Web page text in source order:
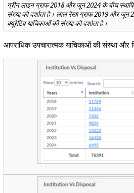
ग्रीन लाइन ग्राफ 2018 और जून 2024 के बीच
संख्या को दर्शाता है। लाल रेखा ग्राफ 2019 और जून
क्यूरेटिव याचिकाओं की संख्या को दर्शाता है।
आपराधिक उपचारात्मक याचिकाओं की संस्था और